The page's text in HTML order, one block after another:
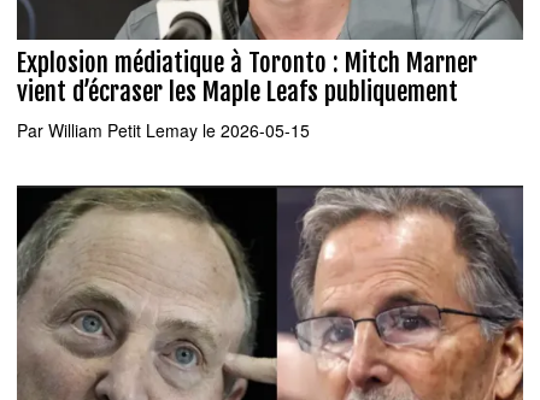
Explosion médiatique à Toronto : Mitch Marner
vient d’écraser les Maple Leafs publiquement
Par William Petit Lemay le 2026-05-15